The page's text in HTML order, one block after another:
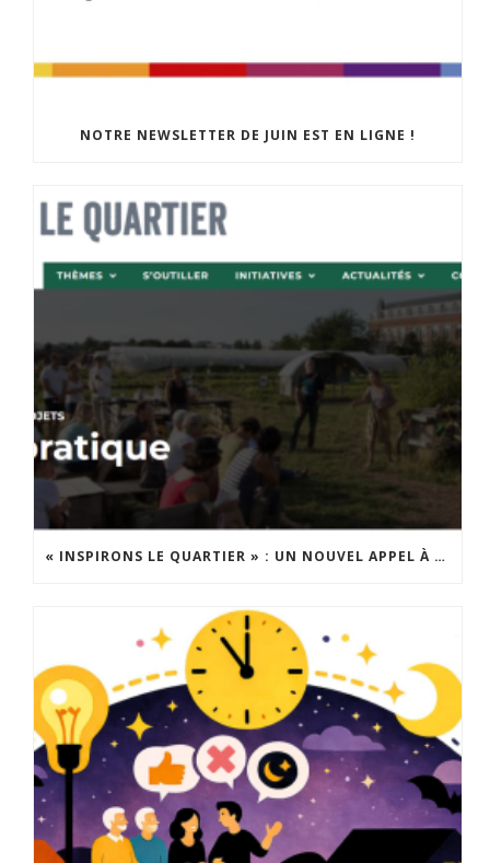
NOTRE NEWSLETTER DE JUIN EST EN LIGNE !
« INSPIRONS LE QUARTIER » : UN NOUVEL APPEL À PROJETS EST LANCÉ !